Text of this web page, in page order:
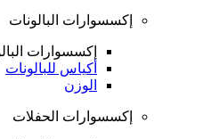
إكسسوارات البالونات
إكسسوارات
أكياس للبالونات
الوزن
إكسسوارات الحفلات